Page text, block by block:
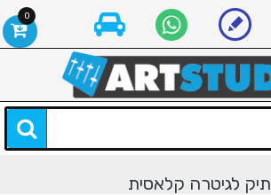
תיק לגיטרה קלאסית
0